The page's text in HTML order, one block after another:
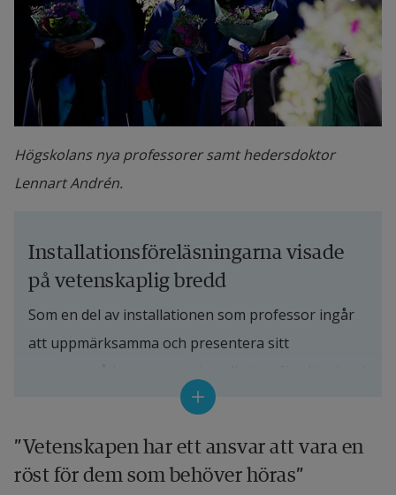
Högskolans nya professorer samt hedersdoktor
Lennart Andrén.
Installationsföreläsningarna visade
på vetenskaplig bredd
Som en del av installationen som professor ingår
att uppmärksamma och presentera sitt
samband med årets installationsföreläsningar,
hedersdoktorsföreläsning med titeln ”Högskolan i
Halmstads betydelse för nyföretagande och
”Vetenskapen har ett ansvar att vara en
röst för dem som behöver höras”